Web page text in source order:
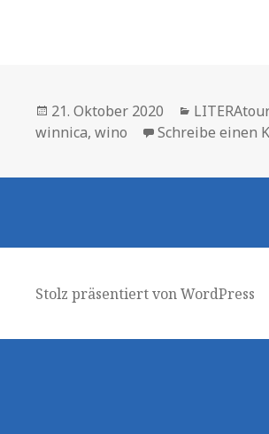
Veröffentlicht
am
21. Oktober 2020 Kategorien
winnica,wino Schreibe einen
Stolz präsentiert von WordPress